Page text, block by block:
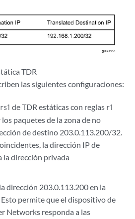
TDR
las siguientes configuraciones:
rs1 de TDR estáticas con reglas r1
paquetes de la zona de no
de destino 203.0.113.200/32.
la dirección IP de
la dirección privada
dirección 203.0.113.200 en la
permite que el dispositivo de
Networks responda a las